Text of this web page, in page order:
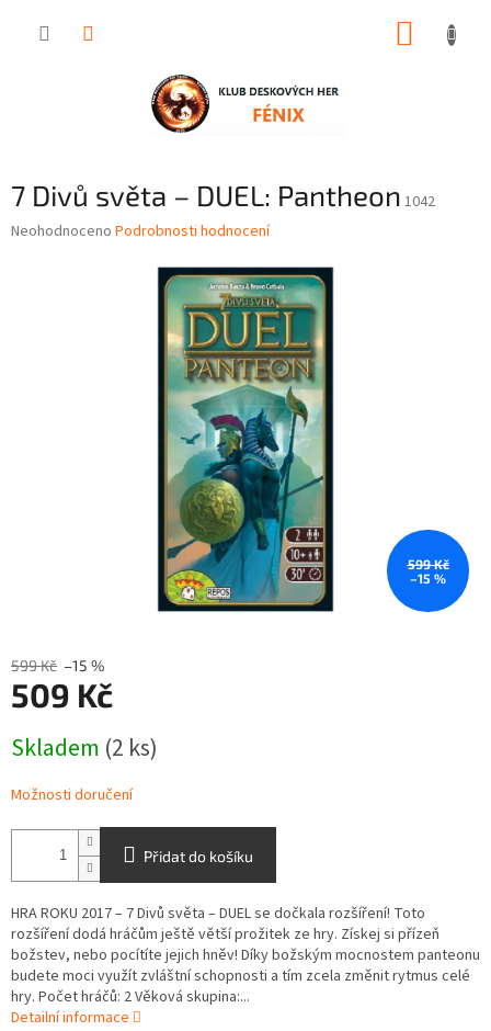
7 Divů světa – DUEL: Pantheon 1042
Průměrné
Neohodnoceno Podrobnosti hodnocení
599 Kč
–15 %
599 Kč –15 %
509 Kč
cena:
Skladem (2 ks)
Možnosti doručení
Přidat do košíku
HRA ROKU 2017 – 7 Divů světa – DUEL se dočkala rozšíření! Toto
rozšíření dodá hráčům ještě větší prožitek ze hry. Získej si přízeň
božstev, nebo pocítíte jejich hněv! Díky božským mocnostem panteonu
budete moci využít zvláštní schopnosti a tím zcela změnit rytmus celé
hry. Počet hráčů: 2 Věková skupina:...
Detailní informace